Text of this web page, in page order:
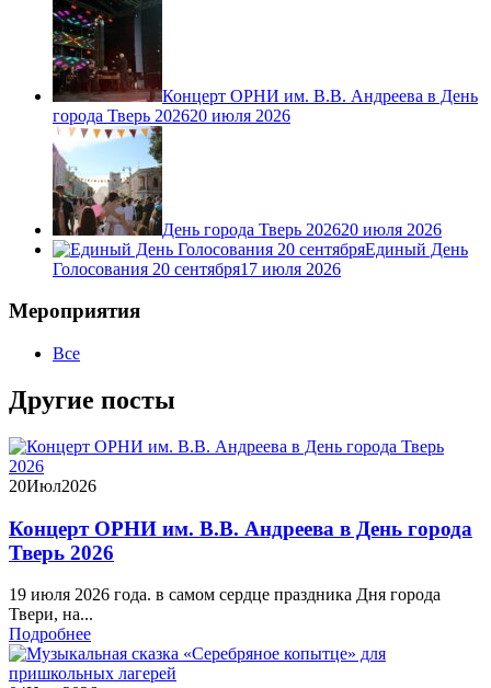
Концерт ОРНИ им. В.В. Андреева в День
города Тверь 202620 июля 2026
День города Тверь 202620 июля 2026
Единый День
Голосования 20 сентября17 июля 2026
Мероприятия
Все
Другие посты
20Июл2026
Концерт ОРНИ им. В.В. Андреева в День города
Тверь 2026
19 июля 2026 года. в самом сердце праздника Дня города
Твери, на...
Подробнее